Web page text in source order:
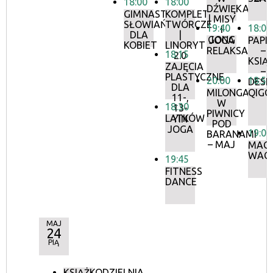
GIMNASTYKA
SŁOWIAŃSKA
DLA
KOBIET
KOMPLETY
TWÓRCZE
LINORYT
2.0
18:15
ZAJĘCIA
PLASTYCZNE
DLA
11-,
13-
LATKÓW
18:30
YIN
JOGA
19:45
FITNESS
DANCE
DŹWIĘKACH
| MISY
I
GONG
19:40
JOGA
20:00
MILONGA
W
PIWNICY
POD
BARANAMI
– MAJ
18:00
–
–
18:50
19:00
MAJ
24
PIĄ